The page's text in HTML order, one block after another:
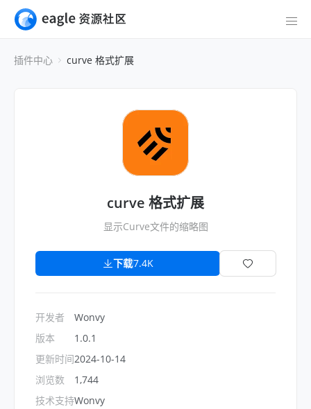
插件中心 curve 格式扩展
curve 格式扩展
显示Curve文件的缩略图
下载7.4K
开发者
版本
更新时间
浏览数
技术支持
Wonvy
1.0.1
2024-10-14
1,744
Wonvy